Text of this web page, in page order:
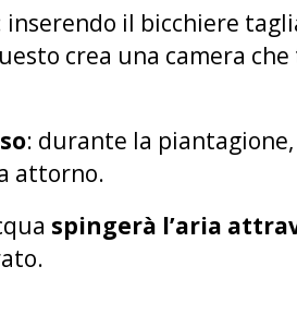
inserendo il bicchiere
crea una camera
: durante la
attorno.
spingerà l’aria